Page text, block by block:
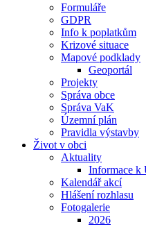
Formuláře
GDPR
Info k poplatkům
Krizové situace
Mapové podklady
Geoportál
Projekty
Správa obce
Správa VaK
Územní plán
Pravidla výstavby
Život v obci
Aktuality
Informace k
Kalendář akcí
Hlášení rozhlasu
Fotogalerie
2026